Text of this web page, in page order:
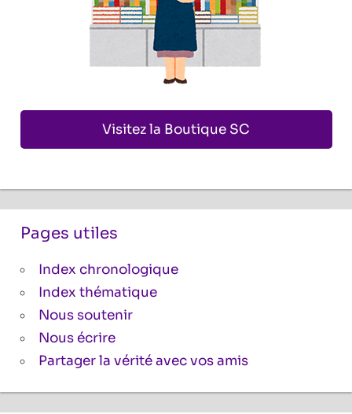
Visitez la Boutique SC
Pages utiles
Index chronologique
Index thématique
Nous soutenir
Nous écrire
Partager la vérité avec vos amis